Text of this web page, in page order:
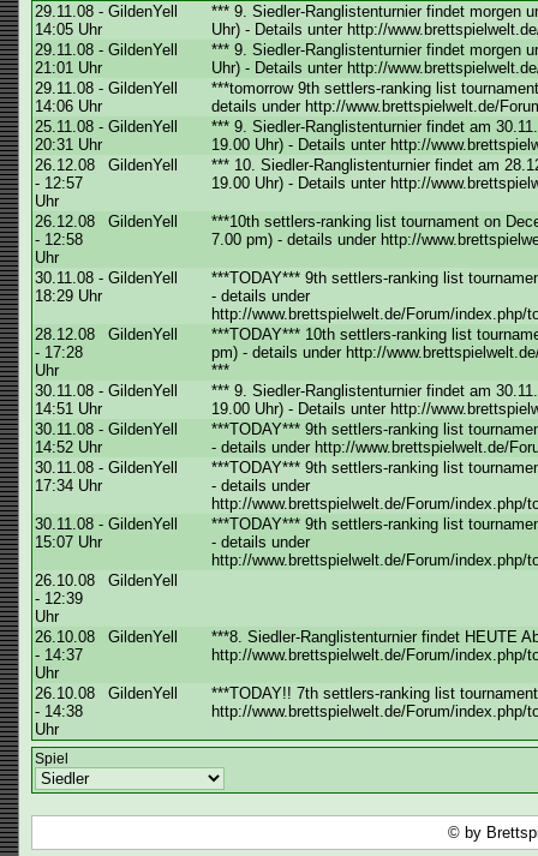
29.11.08 -
14:05 Uhr
GildenYell
*** 9. Siedler-Ranglistenturnier findet morgen
Uhr) - Details unter http://
29.11.08 -
21:01 Uhr
GildenYell
*** 9. Siedler-Ranglistenturnier findet morgen
Uhr) - Details unter http://
29.11.08 -
14:06 Uhr
GildenYell
***tomorrow 9th settlers-ranking list
details under http://www.brettspielwelt.de/
25.11.08 -
20:31 Uhr
GildenYell
*** 9. Siedler-Ranglistenturnier findet am
19.00 Uhr) - Details unter http://
26.12.08
- 12:57
Uhr
GildenYell
*** 10. Siedler-Ranglistenturnier findet am
19.00 Uhr) - Details unter http://
26.12.08
- 12:58
Uhr
GildenYell
***10th settlers-ranking list tournament on
7.00 pm) - details under http://
30.11.08 -
18:29 Uhr
GildenYell
***TODAY*** 9th settlers-ranking list
- details under
http://www.brettspielwelt.de/Forum/index.php/
28.12.08
- 17:28
Uhr
GildenYell
***TODAY*** 10th settlers-ranking list
pm) - details under http://
***
30.11.08 -
14:51 Uhr
GildenYell
*** 9. Siedler-Ranglistenturnier findet am
19.00 Uhr) - Details unter http://
30.11.08 -
14:52 Uhr
GildenYell
***TODAY*** 9th settlers-ranking list
- details under http://www.brettspielwelt.de/
30.11.08 -
17:34 Uhr
GildenYell
***TODAY*** 9th settlers-ranking list
- details under
http://www.brettspielwelt.de/Forum/index.php/
30.11.08 -
15:07 Uhr
GildenYell
***TODAY*** 9th settlers-ranking list
- details under
http://www.brettspielwelt.de/Forum/index.php/
26.10.08
- 12:39
Uhr
GildenYell
26.10.08
- 14:37
Uhr
GildenYell
***8. Siedler-Ranglistenturnier findet HEUTE
http://www.brettspielwelt.de/Forum/index.php/
26.10.08
- 14:38
Uhr
GildenYell
***TODAY!! 7th settlers-ranking list
http://www.brettspielwelt.de/Forum/index.php/
Spiel
© by